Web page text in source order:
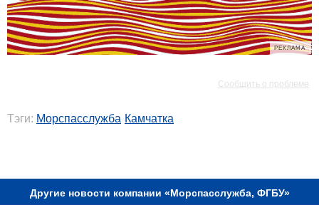
РЕКЛАМА
Сообщить о проблеме
Тэги: Морспасслужба Камчатка
Другие новости компании «Морспасслужба, ФГБУ»